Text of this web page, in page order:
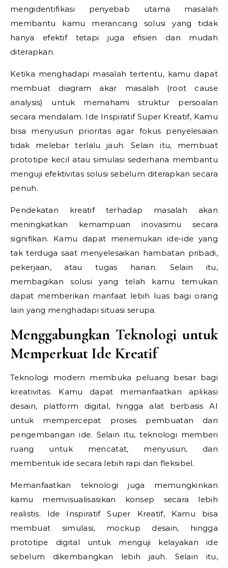
mengidentifikasi penyebab utama masalah
membantu kamu merancang solusi yang tidak
hanya efektif tetapi juga efisien dan mudah
diterapkan.
Ketika menghadapi masalah tertentu, kamu dapat
membuat diagram akar masalah (root cause
analysis) untuk memahami struktur persoalan
secara mendalam. Ide Inspiratif Super Kreatif, Kamu
bisa menyusun prioritas agar fokus penyelesaian
tidak melebar terlalu jauh. Selain itu, membuat
prototipe kecil atau simulasi sederhana membantu
menguji efektivitas solusi sebelum diterapkan secara
penuh.
Pendekatan kreatif terhadap masalah akan
meningkatkan kemampuan inovasimu secara
signifikan. Kamu dapat menemukan ide-ide yang
tak terduga saat menyelesaikan hambatan pribadi,
pekerjaan, atau tugas harian. Selain itu,
membagikan solusi yang telah kamu temukan
dapat memberikan manfaat lebih luas bagi orang
lain yang menghadapi situasi serupa.
Menggabungkan Teknologi untuk
Memperkuat Ide Kreatif
Teknologi modern membuka peluang besar bagi
kreativitas. Kamu dapat memanfaatkan aplikasi
desain, platform digital, hingga alat berbasis AI
untuk mempercepat proses pembuatan dan
pengembangan ide. Selain itu, teknologi memberi
ruang untuk mencatat, menyusun, dan
membentuk ide secara lebih rapi dan fleksibel.
Memanfaatkan teknologi juga memungkinkan
kamu memvisualisasikan konsep secara lebih
realistis. Ide Inspiratif Super Kreatif, Kamu bisa
membuat simulasi, mockup desain, hingga
prototipe digital untuk menguji kelayakan ide
sebelum dikembangkan lebih jauh. Selain itu,